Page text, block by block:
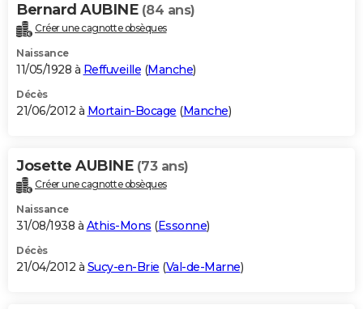
Bernard AUBINE (84 ans)
Créer une cagnotte obsèques
Naissance
11/05/1928 à Reffuveille (Manche)
Décès
21/06/2012 à Mortain-Bocage (Manche)
Josette AUBINE (73 ans)
Créer une cagnotte obsèques
Naissance
31/08/1938 à Athis-Mons (Essonne)
Décès
21/04/2012 à Sucy-en-Brie (Val-de-Marne)